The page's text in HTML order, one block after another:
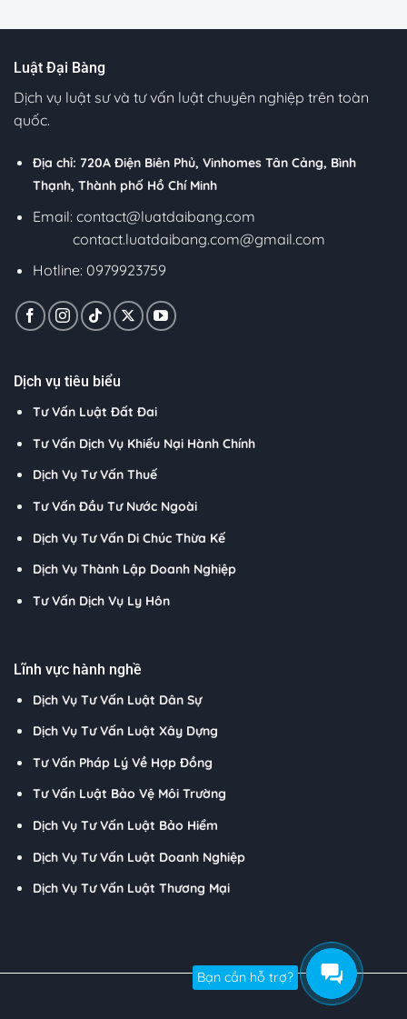
Luật Đại Bàng
Dịch vụ luật sư và tư vấn luật chuyên nghiệp trên toàn
quốc.
Địa chỉ: 720A Điện Biên Phủ, Vinhomes Tân Cảng, Bình
Thạnh, Thành phố Hồ Chí Minh
Email: contact@luatdaibang.com
contact.luatdaibang.com@gmail.com
Hotline: 0979923759
Dịch vụ tiêu biểu
Tư Vấn Luật Đất Đai
Tư Vấn Dịch Vụ Khiếu Nại Hành Chính
Dịch Vụ Tư Vấn Thuế
Tư Vấn Đầu Tư Nước Ngoài
Dịch Vụ Tư Vấn Di Chúc Thừa Kế
Dịch Vụ Thành Lập Doanh Nghiệp
Tư Vấn Dịch Vụ Ly Hôn
Lĩnh vực hành nghề
Dịch Vụ Tư Vấn Luật Dân Sự
Dịch Vụ Tư Vấn Luật Xây Dựng
Tư Vấn Pháp Lý Về Hợp Đồng
Tư Vấn Luật Bảo Vệ Môi Trường
Dịch Vụ Tư Vấn Luật Bảo Hiểm
Dịch Vụ Tư Vấn Luật Doanh Nghiệp
Dịch Vụ Tư Vấn Luật Thương Mại
Bạn cần hỗ trợ?